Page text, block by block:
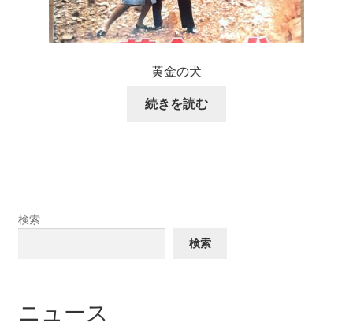
黄金の犬
続きを読む
検索
検索
ニュース